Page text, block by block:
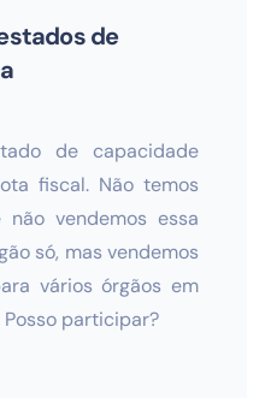
de
de capacidade
fiscal. Não temos
vendemos essa
só, mas vendemos
vários órgãos em
participar?